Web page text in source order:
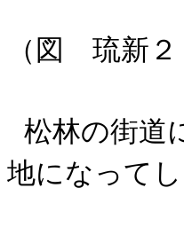
（図 琉新
松林の街道
地になって